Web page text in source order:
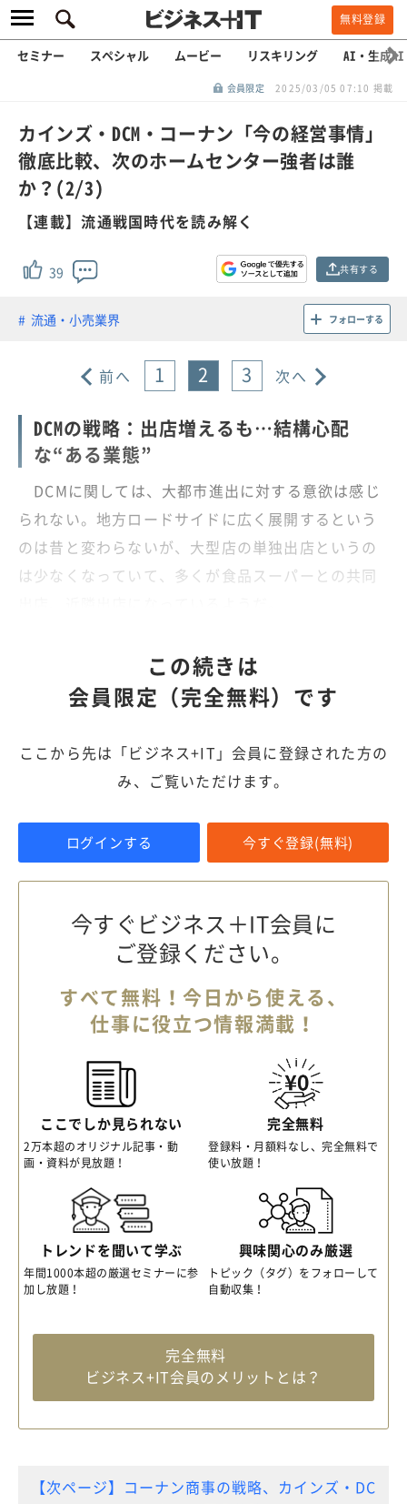
無料登録
セミナー スペシャル ムービー リスキリング AI・生成AI
会員限定 2025/03/05 07:10 掲載
カインズ・DCM・コーナン「今の経営事情」
徹底比較、次のホームセンター強者は誰
か？(2/3)
【連載】流通戦国時代を読み解く
39 共有する
流通・小売業界 フォローする
前へ 1 2 3 次へ
DCMの戦略：出店増えるも…結構心配
な“ある業態”
DCMに関しては、大都市進出に対する意欲は感じ
られない。地方ロードサイドに広く展開するという
のは昔と変わらないが、大型店の単独出店というの
は少なくなっていて、多くが食品スーパーとの共同
この続きは
会員限定（完全無料）です
ここから先は「ビジネス+IT」会員に登録された方の
み、ご覧いただけます。
ログインする 今すぐ登録(無料)
今すぐビジネス＋IT会員に
ご登録ください。
すべて無料！今日から使える、
仕事に役立つ情報満載！
ここでしか見られない
2万本超のオリジナル記事・動
画・資料が見放題！
完全無料
登録料・月額料なし、完全無料で
使い放題！
トレンドを聞いて学ぶ
年間1000本超の厳選セミナーに参
加し放題！
興味関心のみ厳選
トピック（タグ）をフォローして
自動収集！
完全無料
ビジネス+IT会員のメリットとは？
【次ページ】コーナン商事の戦略、カインズ・DC